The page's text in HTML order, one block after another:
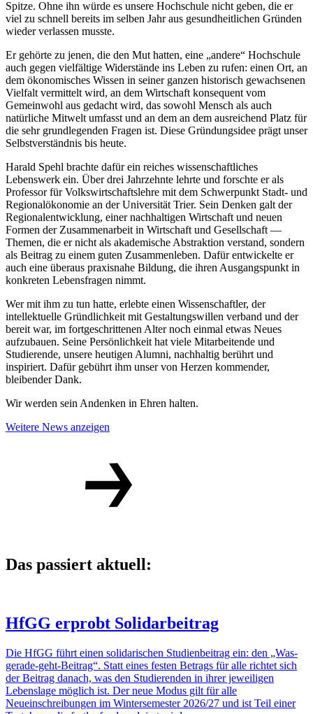
Spitze. Ohne ihn würde es unsere Hochschule nicht geben, die er
viel zu schnell bereits im selben Jahr aus gesundheitlichen Gründen
wieder verlassen musste.
Er gehörte zu jenen, die den Mut hatten, eine „andere“ Hochschule
auch gegen vielfältige Widerstände ins Leben zu rufen: einen Ort, an
dem ökonomisches Wissen in seiner ganzen historisch gewachsenen
Vielfalt vermittelt wird, an dem Wirtschaft konsequent vom
Gemeinwohl aus gedacht wird, das sowohl Mensch als auch
natürliche Mitwelt umfasst und an dem an dem ausreichend Platz für
die sehr grundlegenden Fragen ist. Diese Gründungsidee prägt unser
Selbstverständnis bis heute.
Harald Spehl brachte dafür ein reiches wissenschaftliches
Lebenswerk ein. Über drei Jahrzehnte lehrte und forschte er als
Professor für Volkswirtschaftslehre mit dem Schwerpunkt Stadt- und
Regionalökonomie an der Universität Trier. Sein Denken galt der
Regionalentwicklung, einer nachhaltigen Wirtschaft und neuen
Formen der Zusammenarbeit in Wirtschaft und Gesellschaft —
Themen, die er nicht als akademische Abstraktion verstand, sondern
als Beitrag zu einem guten Zusammenleben. Dafür entwickelte er
auch eine überaus praxisnahe Bildung, die ihren Ausgangspunkt in
konkreten Lebensfragen nimmt.
Wer mit ihm zu tun hatte, erlebte einen Wissenschaftler, der
intellektuelle Gründlichkeit mit Gestaltungswillen verband und der
bereit war, im fortgeschrittenen Alter noch einmal etwas Neues
aufzubauen. Seine Persönlichkeit hat viele Mitarbeitende und
Studierende, unsere heutigen Alumni, nachhaltig berührt und
inspiriert. Dafür gebührt ihm unser von Herzen kommender,
bleibender Dank.
Wir werden sein Andenken in Ehren halten.
Weitere News anzeigen
Das passiert aktuell:
HfGG erprobt Solidarbeitrag
Die HfGG führt einen solidarischen Studienbeitrag ein: den „Was-
gerade-geht-Beitrag“. Statt eines festen Betrags für alle richtet sich
der Beitrag danach, was den Studierenden in ihrer jeweiligen
Lebenslage möglich ist. Der neue Modus gilt für alle
Neueinschreibungen im Wintersemester 2026/27 und ist Teil einer